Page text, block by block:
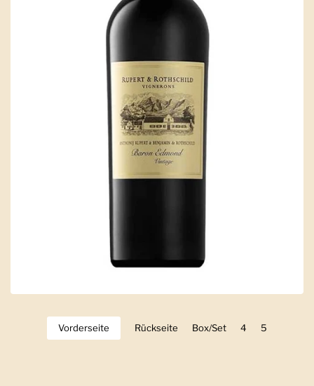
Zeige Folie 1
Vorderseite Zeige Folie 2
Rückseite Zeige Folie 3
Box/Set Zeige Folie 4
4 Zeige Folie
5